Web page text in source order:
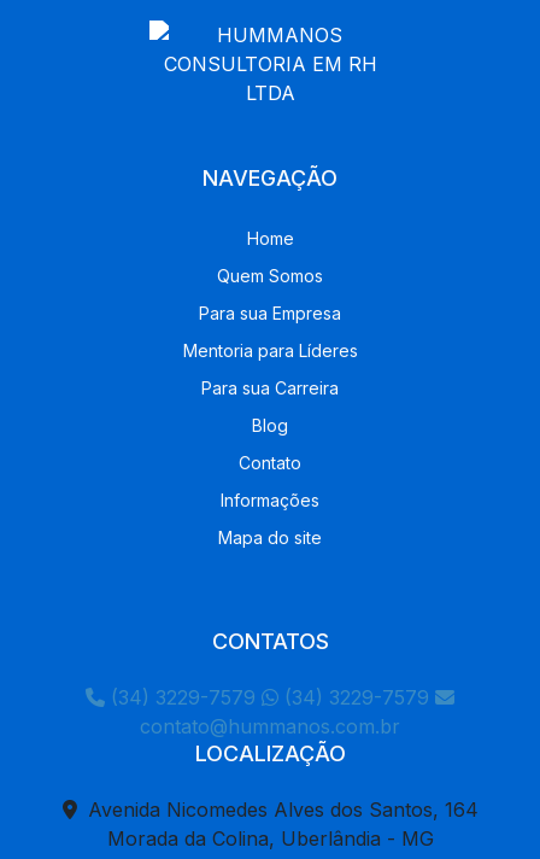
NAVEGAÇÃO
Home
Quem Somos
Para sua Empresa
Mentoria para Líderes
Para sua Carreira
Blog
Contato
Informações
Mapa do site
CONTATOS
(34) 3229-7579
(34) 3229-7579
contato@hummanos.com.br
LOCALIZAÇÃO
Avenida Nicomedes Alves dos Santos, 164
Morada da Colina, Uberlândia - MG